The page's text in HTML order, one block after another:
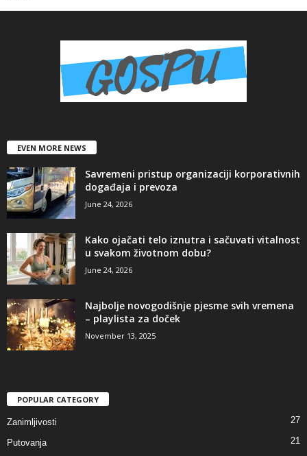
EVEN MORE NEWS
Savremeni pristup organizaciji korporativnih
događaja i prevoza
June 24, 2026
Kako ojačati telo iznutra i sačuvati vitalnost
u svakom životnom dobu?
June 24, 2026
Najbolje novogodišnje pjesme svih vremena
– playlista za doček
November 13, 2025
POPULAR CATEGORY
Zanimljivosti 27
Putovanja 21